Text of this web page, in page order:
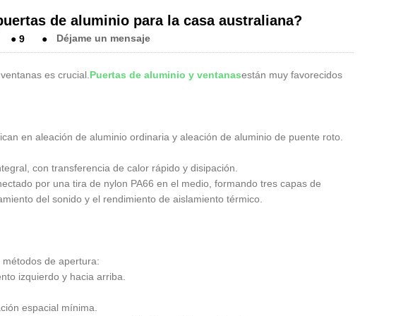
de aluminio para la casa australiana?
● 9 ● Déjame un mensaje
es crucial. Puertas de aluminio y ventanasestán muy favorecidos
en aleación de aluminio ordinaria y aleación de aluminio de puente roto.
con transferencia de calor rápido y disipación.
por una tira de nylon PA66 en el medio, formando tres capas de
del sonido y el rendimiento de aislamiento térmico.
de apertura:
izquierdo y hacia arriba.
espacial mínima.